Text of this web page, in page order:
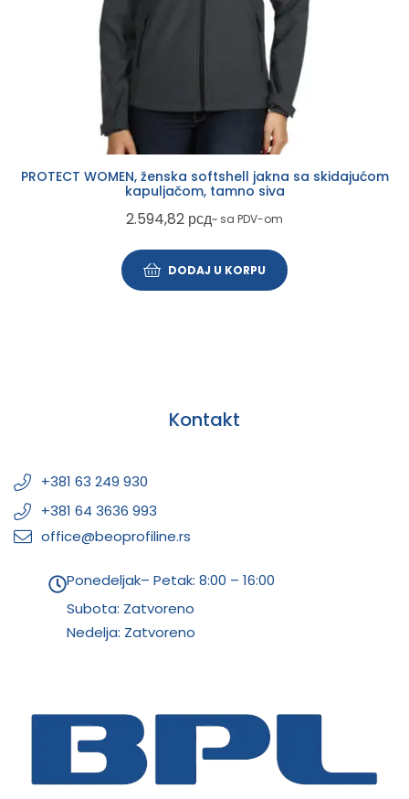
PROTECT WOMEN, ženska softshell jakna sa skidajućom
kapuljačom, tamno siva
2.594,82 рсд~ sa PDV-om
DODAJ U KORPU
Kontakt
+381 63 249 930
+381 64 3636 993
office@beoprofiline.rs
Ponedeljak– Petak: 8:00 – 16:00
Subota: Zatvoreno
Nedelja: Zatvoreno